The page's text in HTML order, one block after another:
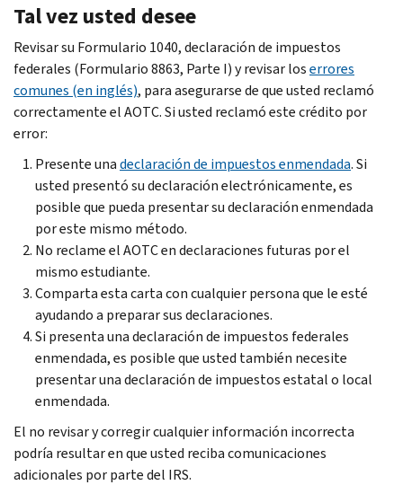
Tal vez usted desee
Revisar su Formulario 1040, declaración de impuestos
federales (Formulario 8863, Parte I) y revisar loserrores
comunes (en inglés), para asegurarse de que usted reclamó
correctamente el AOTC. Si usted reclamó este crédito por
error:
Presente unadeclaración de impuestos enmendada. Si
usted presentó su declaración electrónicamente, es
posible que pueda presentar su declaración enmendada
por este mismo método.
No reclame el AOTC en declaraciones futuras por el
mismo estudiante.
Comparta esta carta con cualquier persona que le esté
ayudando a preparar sus declaraciones.
Si presenta una declaración de impuestos federales
enmendada, es posible que usted también necesite
presentar una declaración de impuestos estatal o local
enmendada.
El no revisar y corregir cualquier información incorrecta
podría resultar en que usted reciba comunicaciones
adicionales por parte del IRS.